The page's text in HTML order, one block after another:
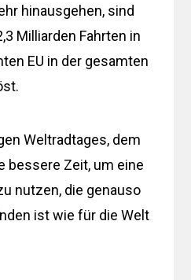
hinausgehen, sind
Milliarden Fahrten in
EU in der gesamten
Weltradtages, dem
bessere Zeit, um eine
nutzen, die genauso
ist wie für die Welt